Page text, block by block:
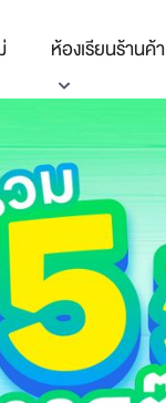
ห้องเรียนร้านค้า